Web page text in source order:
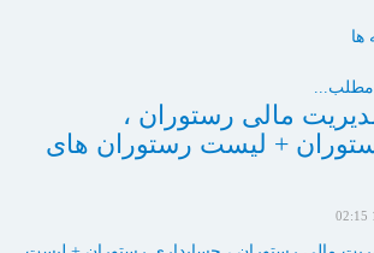
ها
مطلب...
مالی رستوران ،
+ لیست رستوران های